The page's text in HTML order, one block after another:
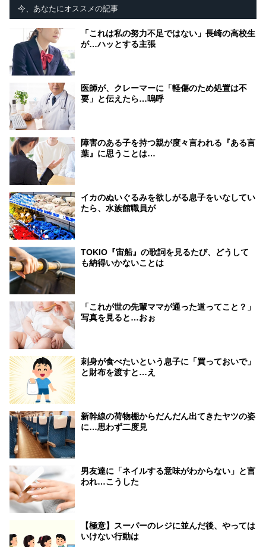
今、あなたにオススメの記事
「これは私の努力不足ではない」長崎の高校生
が…ハッとする主張
医師が、クレーマーに「軽傷のため処置は不
要」と伝えたら…嗚呼
障害のある子を持つ親が度々言われる『ある言
葉』に思うことは…
イカのぬいぐるみを欲しがる息子をいなしてい
たら、水族館職員が
TOKIO『宙船』の歌詞を見るたび、どうして
も納得いかないことは
「これが世の先輩ママが通った道ってこと？」
写真を見ると…おぉ
刺身が食べたいという息子に「買っておいで」
と財布を渡すと…え
新幹線の荷物棚からだんだん出てきたヤツの姿
に…思わず二度見
男友達に「ネイルする意味がわからない」と言
われ…こうした
【極意】スーパーのレジに並んだ後、やっては
いけない行動は